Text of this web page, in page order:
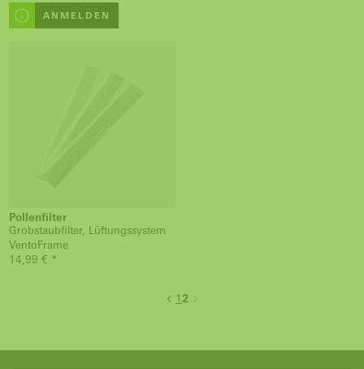
ANMELDEN
Pollenfilter
Grobstaubfilter, Lüftungssystem
VentoFrame
14,99 € *
1 2